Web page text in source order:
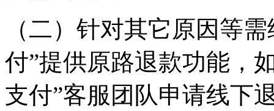
（二）针对其它原因等
付”提供原路退款功能，
支付”客服团队申请线下